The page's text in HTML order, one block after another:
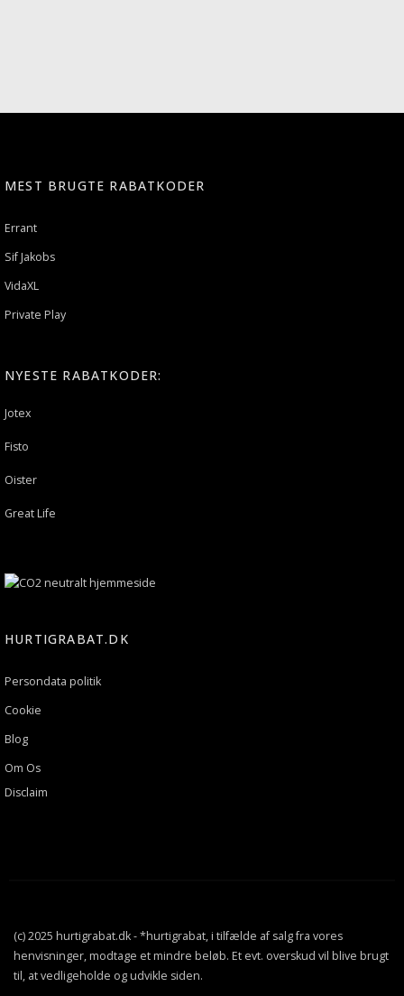
MEST BRUGTE RABATKODER
Errant
Sif Jakobs
VidaXL
Private Play
NYESTE RABATKODER:
Jotex
Fisto
Oister
Great Life
HURTIGRABAT.DK
Persondata politik
Cookie
Blog
Om Os
Disclaim
(c) 2025 hurtigrabat.dk - *hurtigrabat, i tilfælde af salg fra vores
henvisninger, modtage et mindre beløb. Et evt. overskud vil blive brugt
til, at vedligeholde og udvikle siden.